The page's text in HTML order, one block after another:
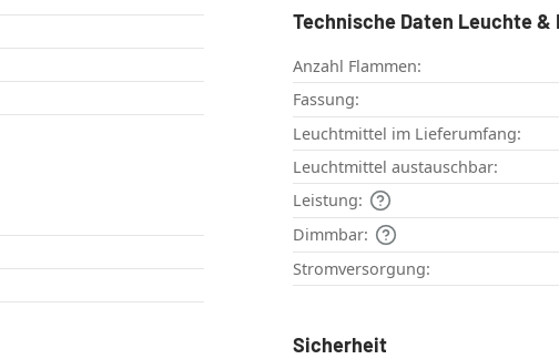
Technische Daten Leuchte
Anzahl Flammen:
Fassung:
Leuchtmittel im Lieferumfang:
Leuchtmittel austauschbar:
Leistung:
Dimmbar:
Stromversorgung:
Sicherheit